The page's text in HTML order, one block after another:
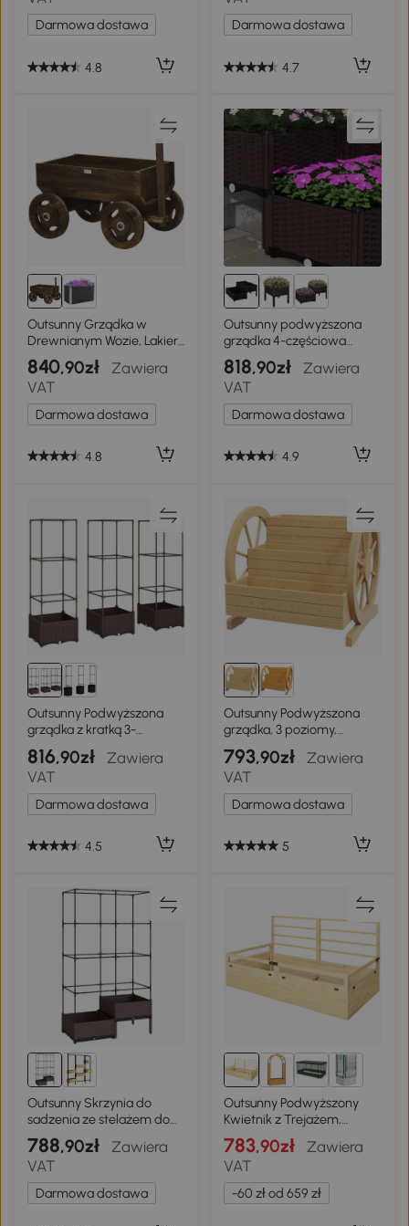
kawowy brąz 94,5 x 31 x 36
cmDarmowa dostawa
4.8
Darmowa dostawa
4.7
Outsunny Grządka w
Drewnianym Wozie, Lakier
Ogniowy, Przenośny,
Odporny na Pogodę,
Brązowy
840,90zł
Zawiera
VAT
Darmowa dostawa
4.8
Outsunny podwyższona
grządka 4-częściowa
skrzynia na rośliny z
otworami odpływowymi,
skrzynki na kwiaty o
wyglądzie rattanu, PP,
brązowy
818,90zł
Zawiera
VAT
Darmowa dostawa
4.9
Outsunny Podwyższona
grządka z kratką 3-
częściowy zestaw donic z
otworami odpływowymi
816,90zł
Zawiera
VAT
Darmowa dostawa
4.5
Outsunny Podwyższona
grządka, 3 poziomy,
dekoracyjne koła, naturalne
drewno, 62 x 61 x 57 cm
793,90zł
Zawiera
VAT
Darmowa dostawa
5
Outsunny Skrzynia do
sadzenia ze stelażem do
pnączy, otworami
odpływowymi,
plastikowymi donicami 100
x 50 x 174 cm
788,90zł
Zawiera
VAT
Darmowa dostawa
Outsunny Podwyższony
Kwietnik z Trejażem,
Odporny na Warunki
Pogodowe, 1 Trejaż, 183 x
98,5 x 95 cm, Kolor
Naturalny
783,90zł
Zawiera
VAT
-60 zł od 659 zł